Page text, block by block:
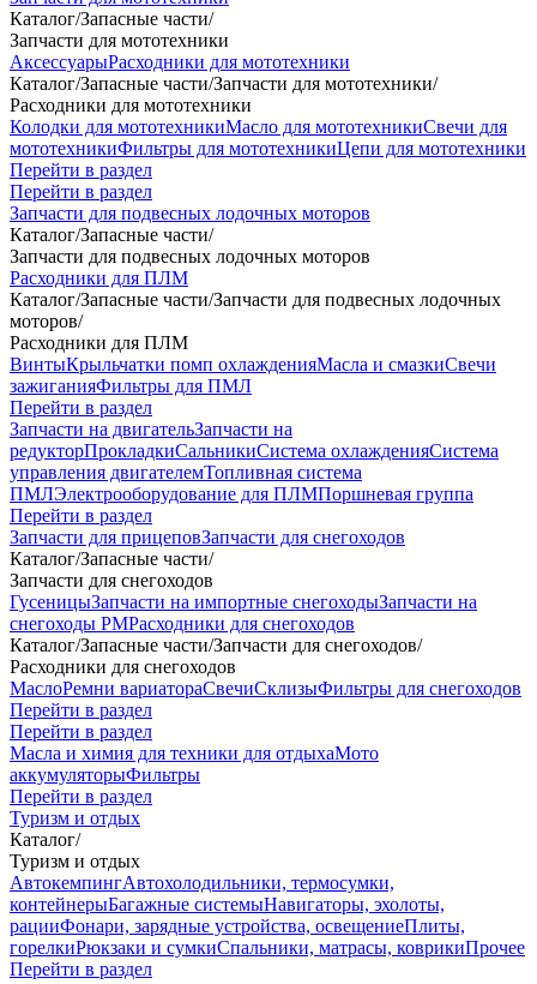
Каталог/Запасные части/
Запчасти для мототехники
АксессуарыРасходники для мототехники
Каталог/Запасные части/Запчасти для мототехники/
Расходники для мототехники
Колодки для мототехникиМасло для мототехникиСвечи для
мототехникиФильтры для мототехникиЦепи для мототехники
Перейти в раздел
Перейти в раздел
Запчасти для подвесных лодочных моторов
Каталог/Запасные части/
Запчасти для подвесных лодочных моторов
Расходники для ПЛМ
Каталог/Запасные части/Запчасти для подвесных лодочных
моторов/
Расходники для ПЛМ
ВинтыКрыльчатки помп охлажденияМасла и смазкиСвечи
зажиганияФильтры для ПМЛ
Перейти в раздел
Запчасти на двигательЗапчасти на
редукторПрокладкиСальникиСистема охлажденияСистема
управления двигателемТопливная система
ПМЛЭлектрооборудование для ПЛМПоршневая группа
Перейти в раздел
Запчасти для прицеповЗапчасти для снегоходов
Каталог/Запасные части/
Запчасти для снегоходов
ГусеницыЗапчасти на импортные снегоходыЗапчасти на
снегоходы РМРасходники для снегоходов
Каталог/Запасные части/Запчасти для снегоходов/
Расходники для снегоходов
МаслоРемни вариатораСвечиСклизыФильтры для снегоходов
Перейти в раздел
Перейти в раздел
Масла и химия для техники для отдыхаМото
аккумуляторыФильтры
Перейти в раздел
Туризм и отдых
Каталог/
Туризм и отдых
АвтокемпингАвтохолодильники, термосумки,
контейнерыБагажные системыНавигаторы, эхолоты,
рацииФонари, зарядные устройства, освещениеПлиты,
горелкиРюкзаки и сумкиСпальники, матрасы, коврикиПрочее
Перейти в раздел